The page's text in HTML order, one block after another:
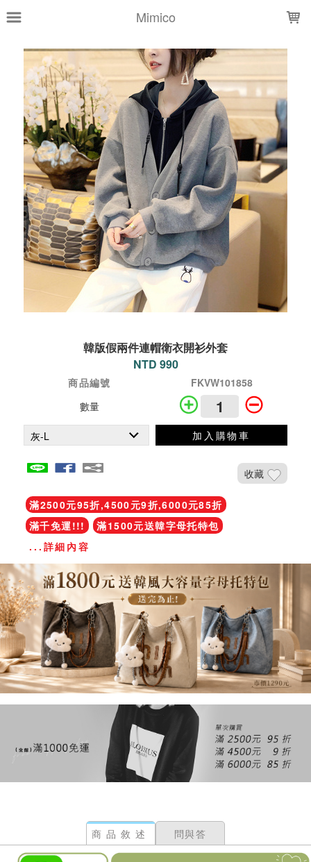
Mimico
韓版假兩件連帽衛衣開衫外套
NTD 990
商品編號
FKVW101858
數量
加入購物車
收藏
滿2500元95折,4500元9折,6000元85折
滿千免運!!!
滿1500元送韓字母托特包
...詳細內容
商品敘述 問與答